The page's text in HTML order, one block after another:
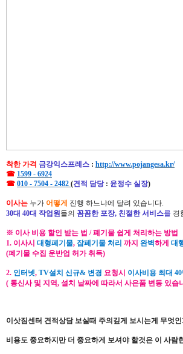
착한 가격 금강익스프레스 : http://www.pojangesa.kr/
☎ 1599 - 6924
☎ 010 - 7504 - 2482 (견적 담당 : 윤정수 실장)
이사는 누가 어떻게 진행 하느냐에 달려 있습니다.
30대 40대 작업원들의 꼼꼼한 포장, 친절한 서비스를 경
※ 이사 비용 할인 받는 법 / 폐기물 쉽게 처리하는 방법
1. 이사시 대형폐기물, 잡폐기물 처리 까지 완벽하게 대
(폐기물 수집 운반업 허가 취득)
2. 인터넷, TV설치 신규& 변경 요청시 이사비용 최대
( 통신사 및 지역, 설치 날짜에 따라서 사은품 변동 있습
이삿짐센터 견적상담 보실때 주의깊게 보시는게 무엇
비용도 중요하지만 더 중요하게 보셔야 할것은 이 사람